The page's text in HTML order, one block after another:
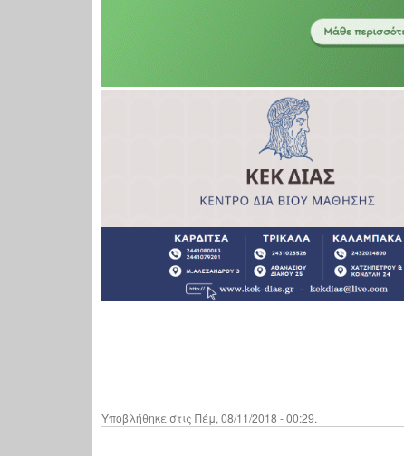
Υποβλήθηκε στις Πέμ, 08/11/2018 - 00:29.